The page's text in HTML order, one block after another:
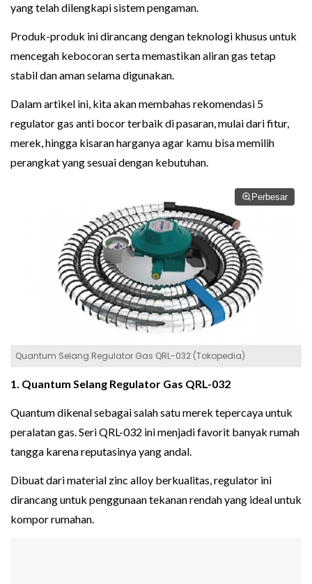
yang telah dilengkapi sistem pengaman.
Produk-produk ini dirancang dengan teknologi khusus untuk
mencegah kebocoran serta memastikan aliran gas tetap
stabil dan aman selama digunakan.
Dalam artikel ini, kita akan membahas rekomendasi 5
regulator gas anti bocor terbaik di pasaran, mulai dari fitur,
merek, hingga kisaran harganya agar kamu bisa memilih
perangkat yang sesuai dengan kebutuhan.
Perbesar
Quantum Selang Regulator Gas QRL-032 (Tokopedia)
1. Quantum Selang Regulator Gas QRL-032
Quantum dikenal sebagai salah satu merek tepercaya untuk
peralatan gas. Seri QRL-032 ini menjadi favorit banyak rumah
tangga karena reputasinya yang andal.
Dibuat dari material zinc alloy berkualitas, regulator ini
dirancang untuk penggunaan tekanan rendah yang ideal untuk
kompor rumahan.